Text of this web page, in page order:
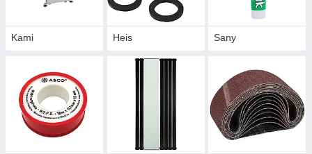
Kami Heis Sany